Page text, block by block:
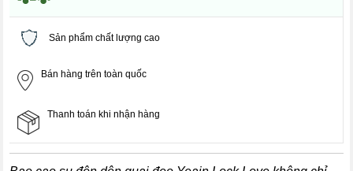
Sản phẩm chất lượng cao
Bán hàng trên toàn quốc
Thanh toán khi nhận hàng